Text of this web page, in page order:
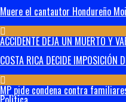
Muere el cantautor Hondureño
ACCIDENTE DEJA UN MUERTO Y
COSTA RICA DECIDE IMPOSICIÓN
MP pide condena contra